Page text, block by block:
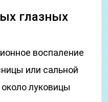
глазных
воспаление
или сальной
луковицы